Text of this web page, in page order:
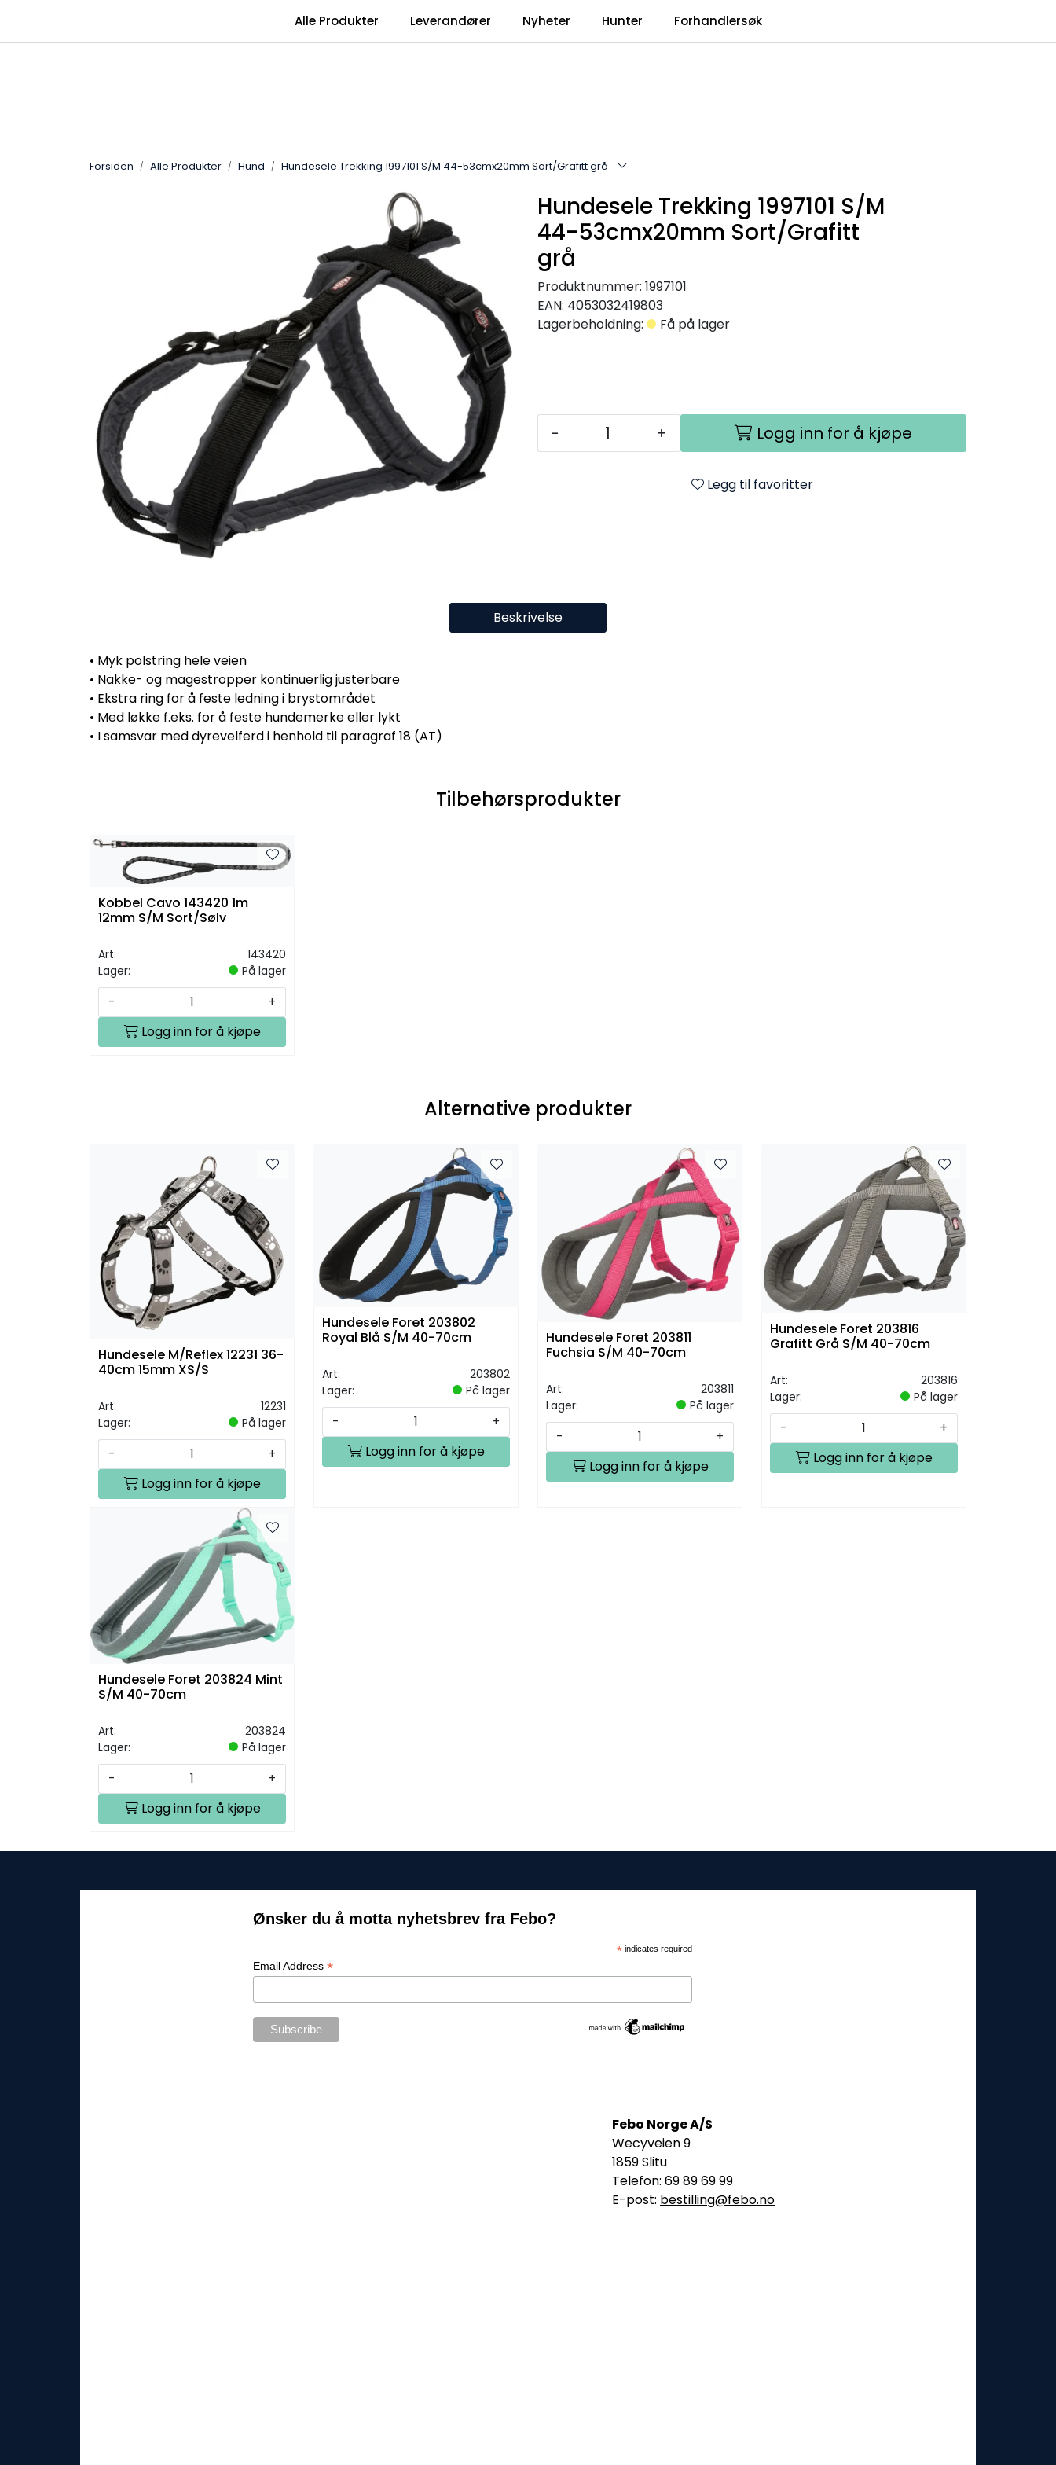
Infosenter
Alle Produkter Leverandører Nyheter Hunter Forhandlersøk
Forsiden Alle Produkter Hund Hundesele Trekking 1997101 S/M 44-53cmx20mm Sort/Grafitt grå
Hundesele Trekking 1997101 S/M
44-53cmx20mm Sort/Grafitt
grå
Produktnummer: 1997101
EAN: 4053032419803
Lagerbeholdning:
Få på lager
- + Logg inn for å kjøpe
Legg til favoritter
Beskrivelse
• Myk polstring hele veien
• Nakke- og magestropper kontinuerlig justerbare
• Ekstra ring for å feste ledning i brystområdet
• Med løkke f.eks. for å feste hundemerke eller lykt
• I samsvar med dyrevelferd i henhold til paragraf 18 (AT)
Tilbehørsprodukter
Kobbel Cavo 143420 1m
12mm S/M Sort/Sølv
Art:
143420
Lager:
På lager
-
+
Logg inn for å kjøpe
Alternative produkter
Hundesele M/Reflex 12231 36-
40cm 15mm XS/S
Art:
12231
Lager:
På lager
-
+
Logg inn for å kjøpe
Hundesele Foret 203802
Royal Blå S/M 40-70cm
Art:
203802
Lager:
På lager
-
+
Logg inn for å kjøpe
Hundesele Foret 203811
Fuchsia S/M 40-70cm
Art:
203811
Lager:
På lager
-
+
Logg inn for å kjøpe
Hundesele Foret 203816
Grafitt Grå S/M 40-70cm
Art:
203816
Lager:
På lager
-
+
Logg inn for å kjøpe
Hundesele Foret 203824 Mint
S/M 40-70cm
Art:
203824
Lager:
På lager
-
+
Logg inn for å kjøpe
Ønsker du å motta nyhetsbrev fra Febo?
*indicates required
Email Address *
Febo Norge A/S
Wecyveien 9
1859 Slitu
Telefon: 69 89 69 99
E-post: bestilling@febo.no